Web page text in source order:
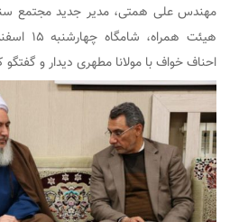
مهندس علی همتی، مدیر جدید مجتمع
احناف خواف با مولانا مطهری دیدار و گفتگو